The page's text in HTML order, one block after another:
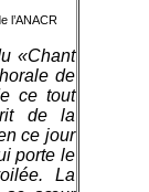
l’ANACR
«Chant
de
ce tout
de la
ce jour
porte le
La